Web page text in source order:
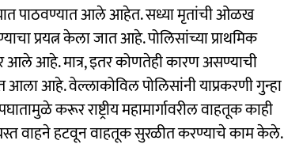
पाठवण्यात आले आहेत. सध्या मृतांची ओळख
प्रयत्न केला जात आहे. पोलिसांच्या प्राथमिक
आहे. मात्र, इतर कोणतेही कारण असण्याची
आहे. वेल्लाकोविल पोलिसांनी याप्रकरणी गुन्हा
करूर राष्ट्रीय महामार्गावरील वाहतूक काही
वाहने हटवून वाहतूक सुरळीत करण्याचे काम केले.